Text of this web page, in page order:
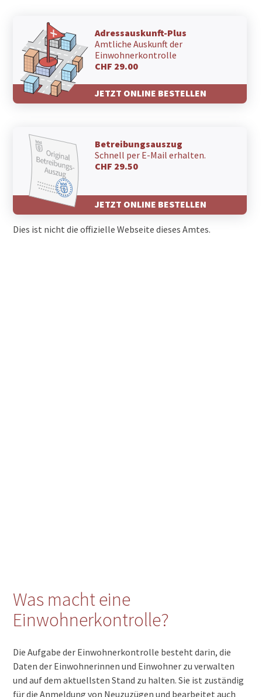
Adressauskunft-Plus
Amtliche Auskunft der
Einwohnerkontrolle
CHF 29.00
JETZT ONLINE BESTELLEN
Betreibungsauszug
Schnell per E-Mail erhalten.
CHF 29.50
JETZT ONLINE BESTELLEN
Dies ist nicht die offizielle Webseite dieses Amtes.
Was macht eine
Einwohnerkontrolle?
Die Aufgabe der Einwohnerkontrolle besteht darin, die
Daten der Einwohnerinnen und Einwohner zu verwalten
und auf dem aktuellsten Stand zu halten. Sie ist zuständig
für die Anmeldung von Neuzuzügen und bearbeitet auch